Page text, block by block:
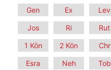
Gen Ex Lev
Jos Ri Rut
1 Kön 2 Kön Chr
Esra Neh Tob